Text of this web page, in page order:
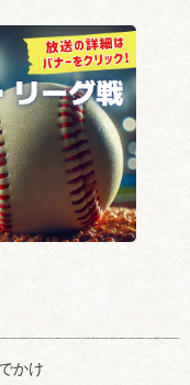
かけ